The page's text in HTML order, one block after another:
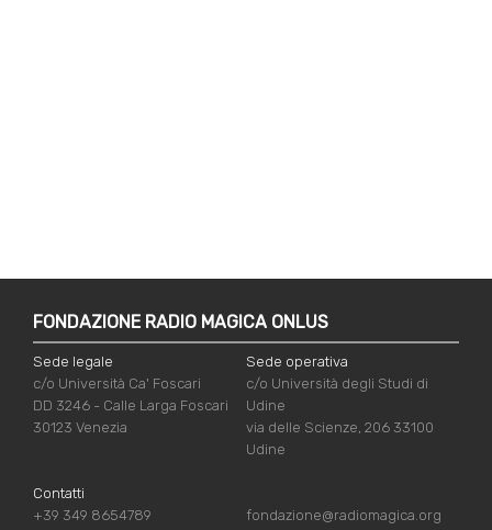
FONDAZIONE RADIO MAGICA ONLUS
Sede legale
c/o Università Ca' Foscari
DD 3246 - Calle Larga Foscari
30123 Venezia
Sede operativa
c/o Università degli Studi di
Udine
via delle Scienze, 206 33100
Udine
Contatti
+39 349 8654789
fondazione@radiomagica.org